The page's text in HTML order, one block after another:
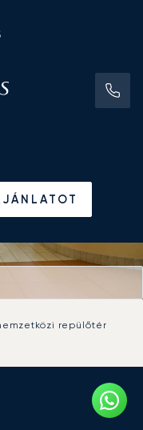
repülőtér
bérlése a